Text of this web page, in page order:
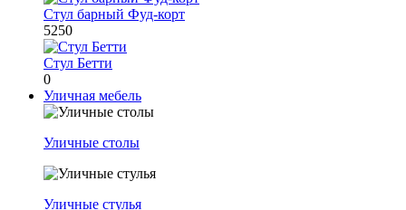
Стул барный Фуд-корт
5250
Стул Бетти
0
Уличная мебель
Уличные столы
Уличные стулья